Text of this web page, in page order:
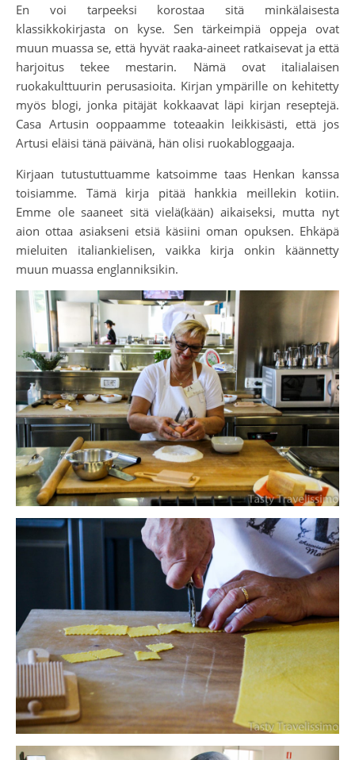
En voi tarpeeksi korostaa sitä minkälaisesta
klassikkokirjasta on kyse. Sen tärkeimpiä oppeja ovat
muun muassa se, että hyvät raaka-aineet ratkaisevat ja että
harjoitus tekee mestarin. Nämä ovat italialaisen
ruokakulttuurin perusasioita. Kirjan ympärille on kehitetty
myös blogi, jonka pitäjät kokkaavat läpi kirjan reseptejä.
Casa Artusin ooppaamme toteaakin leikkisästi, että jos
Artusi eläisi tänä päivänä, hän olisi ruokabloggaaja.
Kirjaan tutustuttuamme katsoimme taas Henkan kanssa
toisiamme. Tämä kirja pitää hankkia meillekin kotiin.
Emme ole saaneet sitä vielä(kään) aikaiseksi, mutta nyt
aion ottaa asiakseni etsiä käsiini oman opuksen. Ehkäpä
mieluiten italiankielisen, vaikka kirja onkin käännetty
muun muassa englanniksikin.